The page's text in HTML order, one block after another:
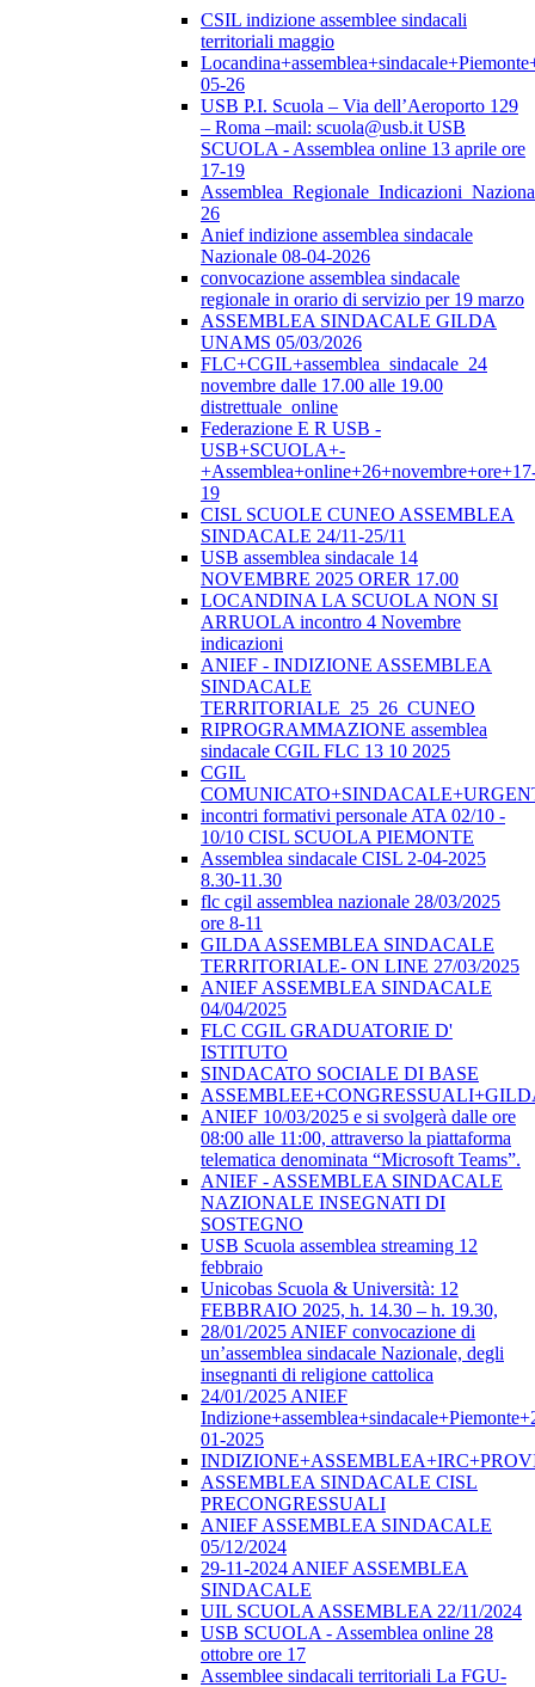
CSIL indizione assemblee sindacali
territoriali maggio
05-26
USB P.I. Scuola – Via dell’Aeroporto 129
– Roma –mail: scuola@usb.it USB
SCUOLA - Assemblea online 13 aprile ore
17-19
26
Anief indizione assemblea sindacale
Nazionale 08-04-2026
convocazione assemblea sindacale
regionale in orario di servizio per 19 marzo
ASSEMBLEA SINDACALE GILDA
UNAMS 05/03/2026
FLC+CGIL+assemblea_sindacale_24
novembre dalle 17.00 alle 19.00
distrettuale_online
Federazione E R USB -
USB+SCUOLA+-
19
CISL SCUOLE CUNEO ASSEMBLEA
SINDACALE 24/11-25/11
USB assemblea sindacale 14
NOVEMBRE 2025 ORER 17.00
LOCANDINA LA SCUOLA NON SI
ARRUOLA incontro 4 Novembre
indicazioni
ANIEF - INDIZIONE ASSEMBLEA
SINDACALE
TERRITORIALE_25_26_CUNEO
RIPROGRAMMAZIONE assemblea
sindacale CGIL FLC 13 10 2025
CGIL
incontri formativi personale ATA 02/10 -
10/10 CISL SCUOLA PIEMONTE
Assemblea sindacale CISL 2-04-2025
8.30-11.30
flc cgil assemblea nazionale 28/03/2025
ore 8-11
GILDA ASSEMBLEA SINDACALE
TERRITORIALE- ON LINE 27/03/2025
ANIEF ASSEMBLEA SINDACALE
04/04/2025
FLC CGIL GRADUATORIE D'
ISTITUTO
SINDACATO SOCIALE DI BASE
ANIEF 10/03/2025 e si svolgerà dalle ore
08:00 alle 11:00, attraverso la piattaforma
telematica denominata “Microsoft Teams”.
ANIEF - ASSEMBLEA SINDACALE
NAZIONALE INSEGNATI DI
SOSTEGNO
USB Scuola assemblea streaming 12
febbraio
Unicobas Scuola & Università: 12
FEBBRAIO 2025, h. 14.30 – h. 19.30,
28/01/2025 ANIEF convocazione di
un’assemblea sindacale Nazionale, degli
insegnanti di religione cattolica
24/01/2025 ANIEF
01-2025
ASSEMBLEA SINDACALE CISL
PRECONGRESSUALI
ANIEF ASSEMBLEA SINDACALE
05/12/2024
29-11-2024 ANIEF ASSEMBLEA
SINDACALE
UIL SCUOLA ASSEMBLEA 22/11/2024
USB SCUOLA - Assemblea online 28
ottobre ore 17
Assemblee sindacali territoriali La FGU-